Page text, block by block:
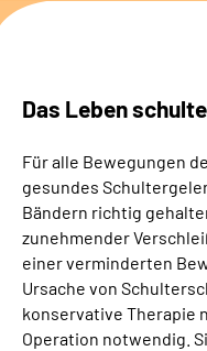
Das Leben
Für alle Bewegungen
gesundes
Bändern richtig
zunehmender
einer verminderten
Ursache von
konservative Therapie
Operation notwendig.